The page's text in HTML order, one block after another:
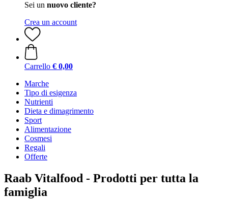
Sei un nuovo cliente?
Crea un account
Carrello € 0,00
Marche
Tipo di esigenza
Nutrienti
Dieta e dimagrimento
Sport
Alimentazione
Cosmesi
Regali
Offerte
Raab Vitalfood - Prodotti per tutta la
famiglia